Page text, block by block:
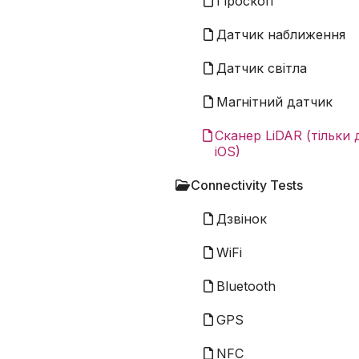
Датчик наближення
Датчик світла
Магнітний датчик
Сканер LiDAR (тільки
iOS)
Connectivity Tests
Дзвінок
WiFi
Bluetooth
GPS
NFC